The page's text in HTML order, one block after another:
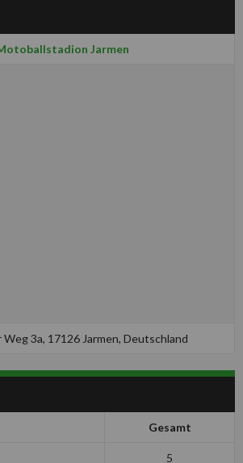
Jarmen
3a, 17126 Jarmen, Deutschland
Gesamt
5